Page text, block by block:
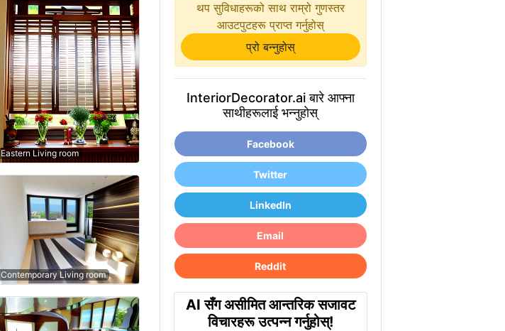
Eastern Living room
Contemporary Living room
थप सुविधाहरूको साथ राम्रो गुणस्तर
आउटपुटहरू प्राप्त गर्नुहोस्
प्रो बन्नुहोस्
InteriorDecorator.ai बारे आफ्ना
साथीहरूलाई भन्नुहोस्
Facebook
Twitter
LinkedIn
Email
Reddit
AI सँग असीमित आन्तरिक सजावट
विचारहरू उत्पन्न गर्नुहोस्!